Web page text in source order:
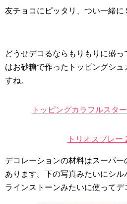
友チョコにピッタリ、つい一緒に
どうせデコるならもりもりに盛
はお砂糖で作ったトッピングシ
すね。
トッピングカラフルスタ
トリオスプレー
デコレーションの材料はスーパ
あります。下の写真みたいにシ
ラインストーンみたいに使ってデ